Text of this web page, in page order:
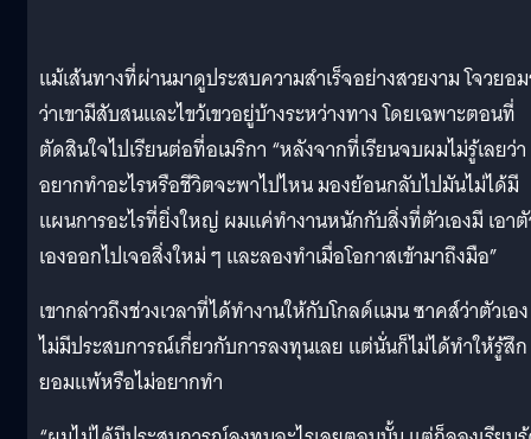
แม้เส้นทางที่ผ่านมาดูประสบความสำเร็จอย่างสวยงาม โจวยอ
ว่าเขามีสับสนและไขว้เขวอยู่บ้างระหว่างทาง โดยเฉพาะตอนที่
ตัดสินใจไปเรียนต่อที่อเมริกา “หลังจากที่เรียนจบผมไม่รู้เลยว่า
อยากทำอะไรหรือชีวิตจะพาไปไหน มองย้อนกลับไปมันไม่ได้มี
แผนการอะไรที่ยิ่งใหญ่ ผมแค่ทำงานหนักกับสิ่งที่ตัวเองมี เอา
เองออกไปเจอสิ่งใหม่ ๆ และลองทำเมื่อโอกาสเข้ามาถึงมือ”
เขากล่าวถึงช่วงเวลาที่ได้ทำงานให้กับโกลด์แมน ซาคส์ว่าตัวเอง
ไม่มีประสบการณ์เกี่ยวกับการลงทุนเลย แต่นั่นก็ไม่ได้ทำให้รู้สึก
ยอมแพ้หรือไม่อยากทำ